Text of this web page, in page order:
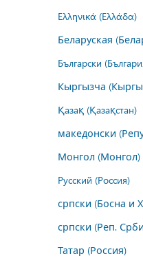
Ελληνικά (Ελλάδα)
Беларуская
Български
Кыргызча
Қазақ (Қазақстан)
македонски
Монгол (Монгол)
Русский (Россия)
српски (Босна и
српски (Реп.
Татар (Россия)